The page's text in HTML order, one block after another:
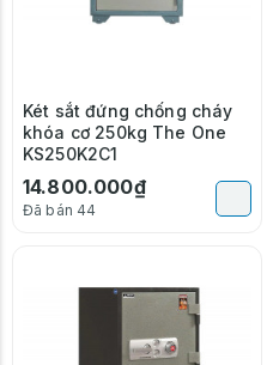
Két sắt đứng chống cháy
khóa cơ 250kg The One
KS250K2C1
14.800.000₫
Đã bán 44